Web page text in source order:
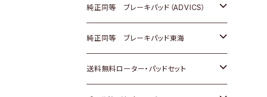
三菱
スバル
日野
マツダ
三菱
日野
三菱
日野
三菱ふそう
ダイハツ
マツダ
三菱
日産
いすゞ
ダイハツ
いすゞ
ダイハツ
マツダ
ホンダ
スズキ
日産
トヨタ
ホンダ
スズキ
純正同等 ブレーキパッド（ADVICS）
トヨタ
ホンダ
純正同等 ブレーキパッド東海
トヨタ
送料無料ローター・パッドセット